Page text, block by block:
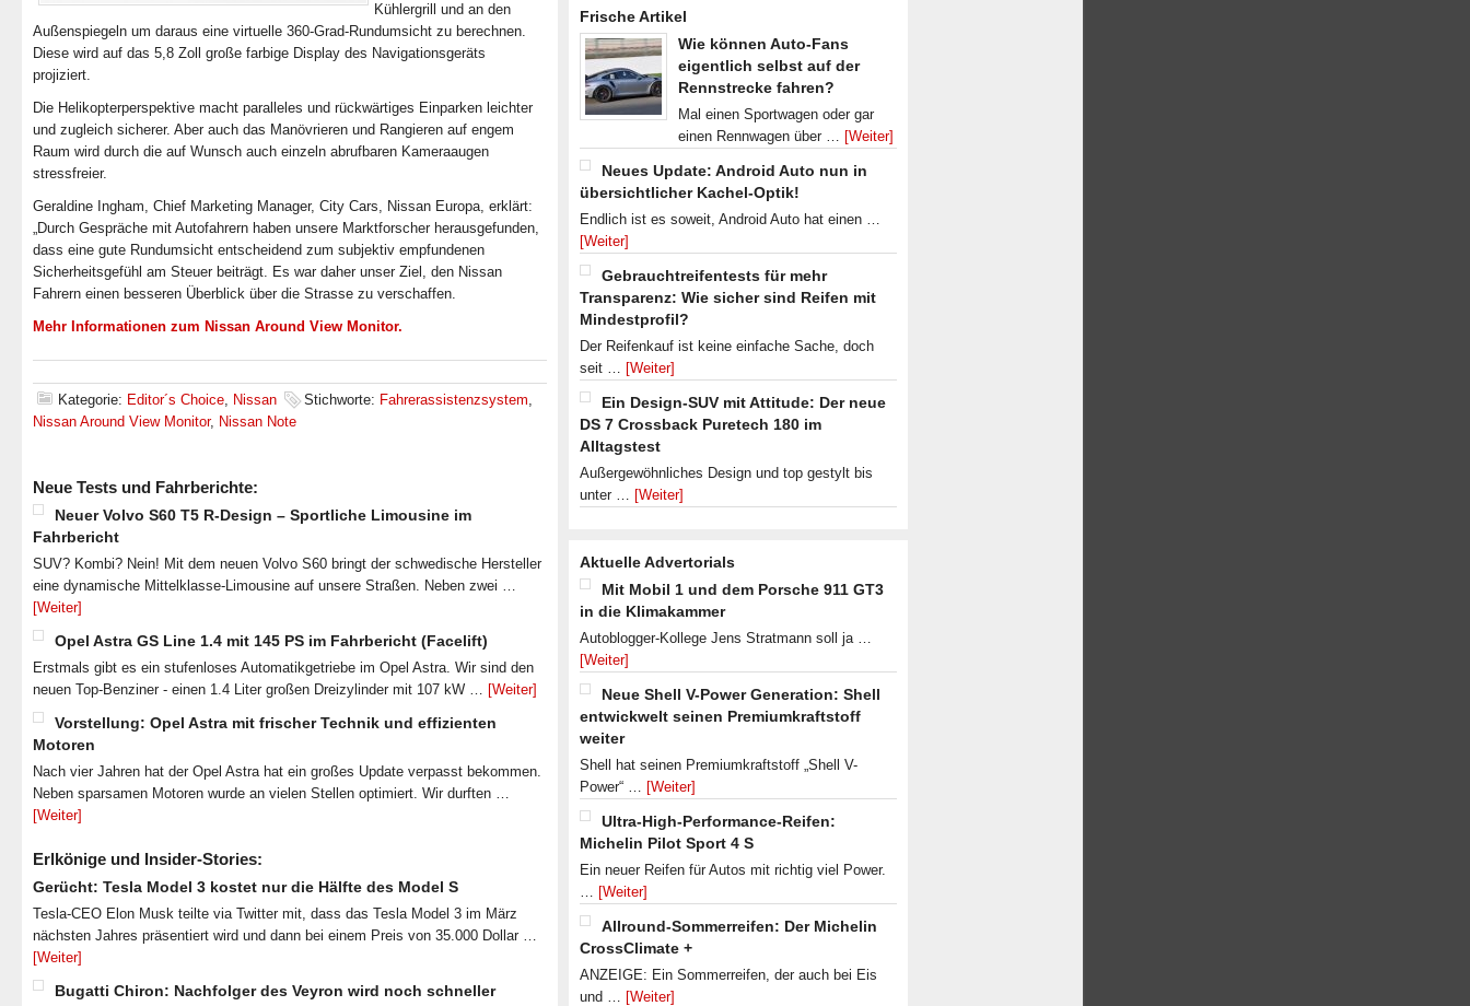
Kühlergrill und an den
Außenspiegeln um daraus eine virtuelle 360-Grad-Rundumsicht zu berechnen.
Diese wird auf das 5,8 Zoll große farbige Display des Navigationsgeräts
projiziert.
Die Helikopterperspektive macht paralleles und rückwärtiges Einparken leichter
und zugleich sicherer. Aber auch das Manövrieren und Rangieren auf engem
Raum wird durch die auf Wunsch auch einzeln abrufbaren Kameraaugen
stressfreier.
Geraldine Ingham, Chief Marketing Manager, City Cars, Nissan Europa, erklärt:
„Durch Gespräche mit Autofahrern haben unsere Marktforscher herausgefunden,
dass eine gute Rundumsicht entscheidend zum subjektiv empfundenen
Sicherheitsgefühl am Steuer beiträgt. Es war daher unser Ziel, den Nissan
Fahrern einen besseren Überblick über die Strasse zu verschaffen.
Mehr Informationen zum Nissan Around View Monitor.
Kategorie: Editor´s Choice, Nissan Stichworte: Fahrerassistenzsystem,
Nissan Around View Monitor, Nissan Note
Neue Tests und Fahrberichte:
Neuer Volvo S60 T5 R-Design – Sportliche Limousine im
Fahrbericht
SUV? Kombi? Nein! Mit dem neuen Volvo S60 bringt der schwedische Hersteller
eine dynamische Mittelklasse-Limousine auf unsere Straßen. Neben zwei …
[Weiter]
Opel Astra GS Line 1.4 mit 145 PS im Fahrbericht (Facelift)
Erstmals gibt es ein stufenloses Automatikgetriebe im Opel Astra. Wir sind den
neuen Top-Benziner - einen 1.4 Liter großen Dreizylinder mit 107 kW … [Weiter]
Vorstellung: Opel Astra mit frischer Technik und effizienten
Motoren
Nach vier Jahren hat der Opel Astra hat ein großes Update verpasst bekommen.
Neben sparsamen Motoren wurde an vielen Stellen optimiert. Wir durften …
[Weiter]
Erlkönige und Insider-Stories:
Gerücht: Tesla Model 3 kostet nur die Hälfte des Model S
Tesla-CEO Elon Musk teilte via Twitter mit, dass das Tesla Model 3 im März
nächsten Jahres präsentiert wird und dann bei einem Preis von 35.000 Dollar …
[Weiter]
Bugatti Chiron: Nachfolger des Veyron wird noch schneller
Frische Artikel
Wie können Auto-Fans
eigentlich selbst auf der
Rennstrecke fahren?
Mal einen Sportwagen oder gar
einen Rennwagen über … [Weiter]
Neues Update: Android Auto nun in
übersichtlicher Kachel-Optik!
Endlich ist es soweit, Android Auto hat einen …
[Weiter]
Gebrauchtreifentests für mehr
Transparenz: Wie sicher sind Reifen mit
Mindestprofil?
Der Reifenkauf ist keine einfache Sache, doch
seit … [Weiter]
Ein Design-SUV mit Attitude: Der neue
DS 7 Crossback Puretech 180 im
Alltagstest
Außergewöhnliches Design und top gestylt bis
unter … [Weiter]
Aktuelle Advertorials
Mit Mobil 1 und dem Porsche 911 GT3
in die Klimakammer
Autoblogger-Kollege Jens Stratmann soll ja …
[Weiter]
Neue Shell V-Power Generation: Shell
entwickwelt seinen Premiumkraftstoff
weiter
Shell hat seinen Premiumkraftstoff „Shell V-
Power“ … [Weiter]
Ultra-High-Performance-Reifen:
Michelin Pilot Sport 4 S
Ein neuer Reifen für Autos mit richtig viel Power.
… [Weiter]
Allround-Sommerreifen: Der Michelin
CrossClimate +
ANZEIGE: Ein Sommerreifen, der auch bei Eis
und … [Weiter]